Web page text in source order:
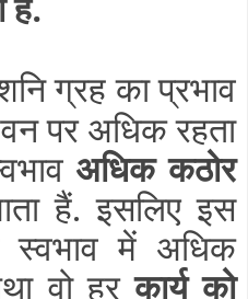
ग्रह का प्रभाव
पर अधिक रहता
अधिक कठोर
हैं. इसलिए इस
में अधिक
वो हरकार्य को